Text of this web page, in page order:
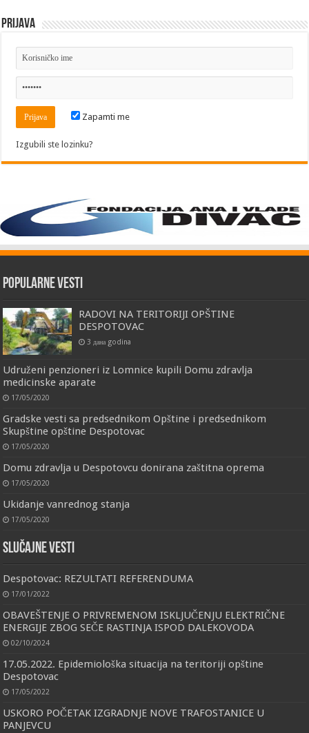
Prijava
Zapamti me
Izgubili ste lozinku?
Popularne vesti
RADOVI NA TERITORIJI OPŠTINE
DESPOTOVAC
3 дана godina
Udruženi penzioneri iz Lomnice kupili Domu zdravlja
medicinske aparate
17/05/2020
Gradske vesti sa predsednikom Opštine i predsednikom
Skupštine opštine Despotovac
17/05/2020
Domu zdravlja u Despotovcu donirana zaštitna oprema
17/05/2020
Ukidanje vanrednog stanja
17/05/2020
Slučajne vesti
Despotovac: REZULTATI REFERENDUMA
17/01/2022
OBAVEŠTENJE O PRIVREMENOM ISKLJUČENJU ELEKTRIČNE
ENERGIJE ZBOG SEČE RASTINJA ISPOD DALEKOVODA
02/10/2024
17.05.2022. Epidemiološka situacija na teritoriji opštine
Despotovac
17/05/2022
USKORO POČETAK IZGRADNJE NOVE TRAFOSTANICE U
PANJEVCU